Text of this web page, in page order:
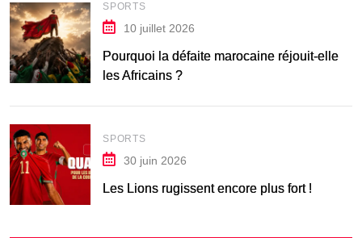
SPORTS
10 juillet 2026
Pourquoi la défaite marocaine réjouit-elle
les Africains ?
SPORTS
30 juin 2026
Les Lions rugissent encore plus fort !